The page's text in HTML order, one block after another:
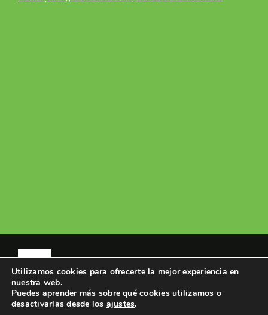
Navigation
Política de Privacidad
Utilizamos cookies para ofrecerte la mejor experiencia en
nuestra web.
Puedes aprender más sobre qué cookies utilizamos o
desactivarlas desde los ajustes.